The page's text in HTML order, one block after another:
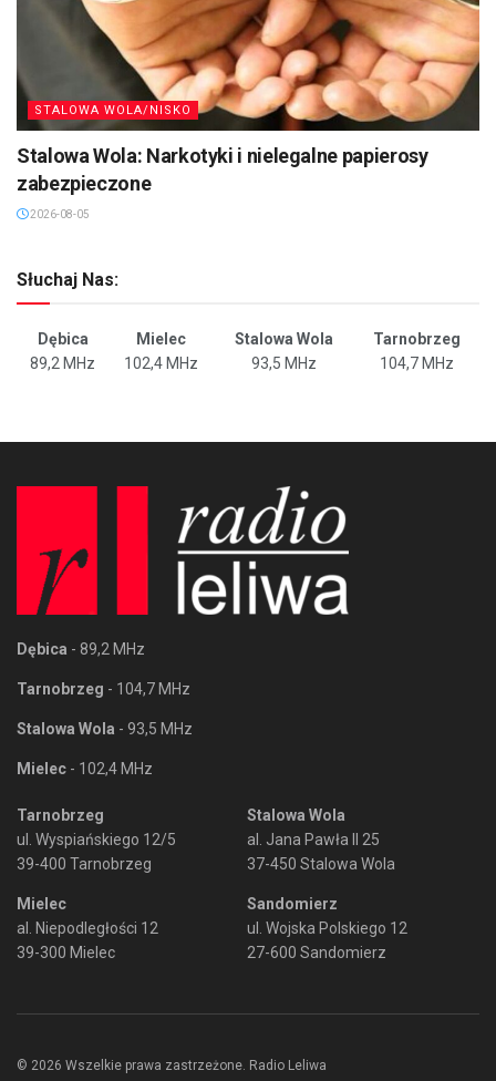
STALOWA WOLA/NISKO
Stalowa Wola: Narkotyki i nielegalne papierosy
zabezpieczone
2026-08-05
Słuchaj Nas:
Dębica Mielec Stalowa Wola
Tarnobrzeg
89,2 MHz
102,4 MHz 93,5 MHz 104,7 MHz
Dębica - 89,2 MHz
Tarnobrzeg - 104,7 MHz
Stalowa Wola - 93,5 MHz
Mielec - 102,4 MHz
Tarnobrzeg
ul. Wyspiańskiego 12/5
39-400 Tarnobrzeg
Mielec
al. Niepodległości 12
39-300 Mielec
Stalowa Wola
al. Jana Pawła II 25
37-450 Stalowa Wola
Sandomierz
ul. Wojska Polskiego 12
27-600 Sandomierz
© 2026 Wszelkie prawa zastrzeżone. Radio Leliwa